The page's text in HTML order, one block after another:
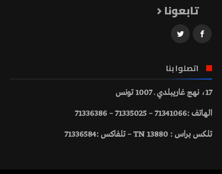
تابعونا
اتصلوا بنا
17، نهج غاريبلدي ـ 1007 تونس
الهاتف :71341066 – 71335025 – 71336386
تلكس براس : 13880 TN – تلفاكس :71336584